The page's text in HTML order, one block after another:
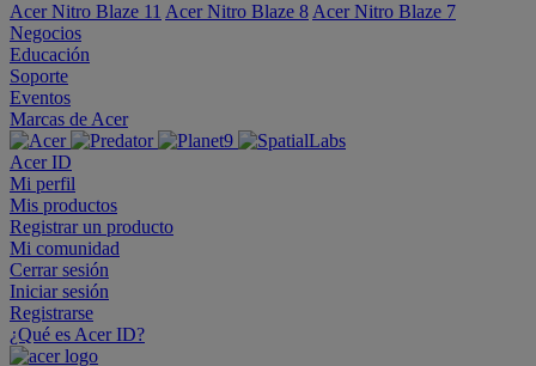
Acer Nitro Blaze 11 Acer Nitro Blaze 8 Acer Nitro Blaze 7
Negocios
Educación
Soporte
Eventos
Marcas de Acer
Acer ID
Mi perfil
Mis productos
Registrar un producto
Mi comunidad
Cerrar sesión
Iniciar sesión
Registrarse
¿Qué es Acer ID?